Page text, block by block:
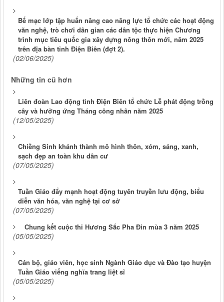
Bế mạc lớp tập huấn nâng cao năng lực tổ chức các hoạt động
văn nghệ, trò chơi dân gian các dân tộc thực hiện Chương
trình mục tiêu quốc gia xây dựng nông thôn mới, năm 2025
trên địa bàn tỉnh Điện Biên (đợt 2).
(02/06/2025)
Những tin cũ hơn
Liên đoàn Lao động tỉnh Điện Biên tổ chức Lễ phát động trồng
cây và hưởng ứng Tháng công nhân năm 2025
(12/05/2025)
Chiềng Sinh khánh thành mô hình thôn, xóm, sáng, xanh,
sạch đẹp an toàn khu dân cư
(07/05/2025)
Tuần Giáo đẩy mạnh hoạt động tuyên truyền lưu động, biểu
diễn văn hóa, văn nghệ tại cơ sở
(07/05/2025)
Chung kết cuộc thi Hương Sắc Pha Đin mùa 3 năm 2025
(05/05/2025)
Cán bộ, giáo viên, học sinh Ngành Giáo dục và Đào tạo huyện
Tuần Giáo viếng nghĩa trang liệt sĩ
(05/05/2025)